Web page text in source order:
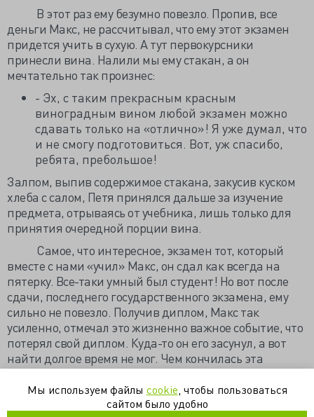
В этот раз ему безумно повезло. Пропив, все
деньги Макс, не рассчитывал, что ему этот экзамен
придется учить в сухую. А тут первокурсники
принесли вина. Налили мы ему стакан, а он
мечтательно так произнес:
- Эх, с таким прекрасным красным
виноградным вином любой экзамен можно
сдавать только на «отлично»! Я уже думал, что
и не смогу подготовиться. Вот, уж спасибо,
ребята, пребольшое!
Залпом, выпив содержимое стакана, закусив куском
хлеба с салом, Петя принялся дальше за изучение
предмета, отрываясь от учебника, лишь только для
принятия очередной порции вина.
Самое, что интересное, экзамен тот, который
вместе с нами «учил» Макс, он сдал как всегда на
пятерку. Все-таки умный был студент! Но вот после
сдачи, последнего государственного экзамена, ему
сильно не повезло. Получив диплом, Макс так
усиленно, отмечал это жизненно важное событие, что
потерял свой диплом. Куда-то он его засунул, а вот
найти долгое время не мог. Чем кончилась эта
история, я так не узнал. Говорили, что впоследствии
он его нашел, но вот подробности мне неизвестны.
Вот так и начиналась наша учеба в стенах
Мы используем файлы cookie , чтобы пользоваться
сайтом было удобно